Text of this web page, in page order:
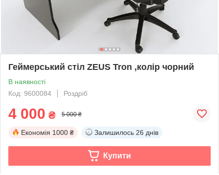
Геймерський стіл ZEUS Tron ,колір чорний
В наявності
Код: 9600084
Роздріб
4 000 ₴ 5 000 ₴
Економія 1000 ₴ Залишилось 26 днів
Купити